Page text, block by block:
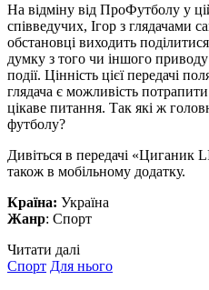
На відміну від ПроФутболу у
співведучих, Ігор з глядачами
обстановці виходить
думку з того чи іншого
події. Цінність цієї передачі
глядача є можливість
цікаве питання. Так які ж
футболу?
Дивіться в передачі «Циганик
також в мобільному додатку.
Країна: Україна
Жанр: Спорт
Читати далі
Спорт Для нього